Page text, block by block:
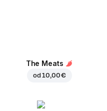
The Meats
od10,00 €